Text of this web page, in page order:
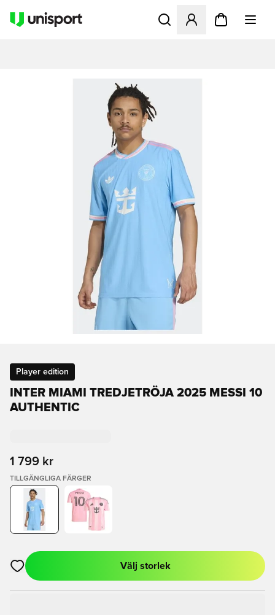
Öppnar en Modal för att
Player edition
INTER MIAMI TREDJETRÖJA 2025 MESSI 10
AUTHENTIC
1 799 kr
TILLGÄNGLIGA FÄRGER
Öppnar en Modal för att logga in eller registrera dig som
Välj storlek